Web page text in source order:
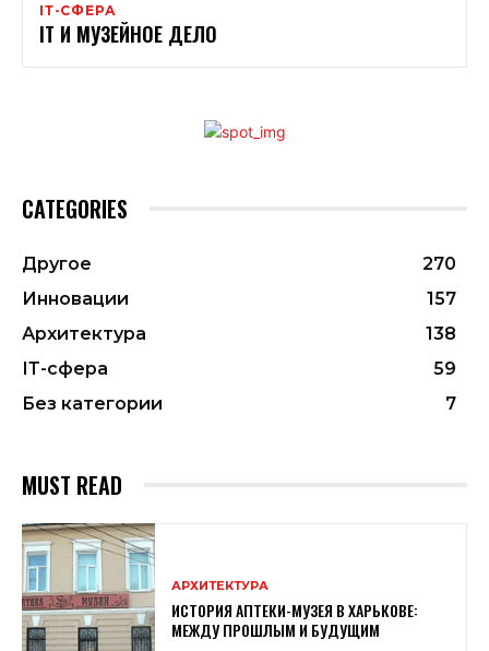
ІТ-СФЕРА
IТ И МУЗЕЙНОЕ ДЕЛО
CATEGORIES
Другое
270
Инновации
157
Архитектура
138
ІТ-сфера
59
Без категории
7
MUST READ
АРХИТЕКТУРА
ИСТОРИЯ АПТЕКИ-МУЗЕЯ В ХАРЬКОВЕ:
МЕЖДУ ПРОШЛЫМ И БУДУЩИМ